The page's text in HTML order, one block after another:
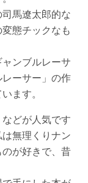
馬遼太郎的な
態チックなも
ンブルレーサ
ーサー」の作
ます。
どが人気です
無理くりナン
が好きで、昔